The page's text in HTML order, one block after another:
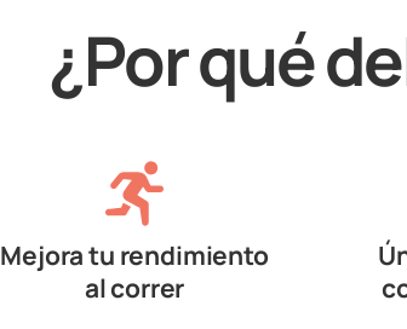
¿Por qué
Mejora tu rendimiento
al correr